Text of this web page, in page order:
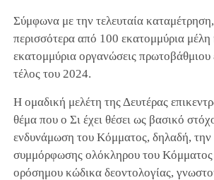
Σύμφωνα με την τελευταία
περισσότερα από 100 εκατομμύρια μέλη
εκατομμύρια οργανώσεις πρωτοβάθμιου
τέλος του 2024.
Η ομαδική μελέτη της Δευτέρας
θέμα που ο Σι έχει θέσει ως βασικό
ενδυνάμωση του Κόμματος, δηλαδή, την
συμμόρφωσης ολόκληρου του Κόμματος
ορόσημου κώδικα δεοντολογίας,